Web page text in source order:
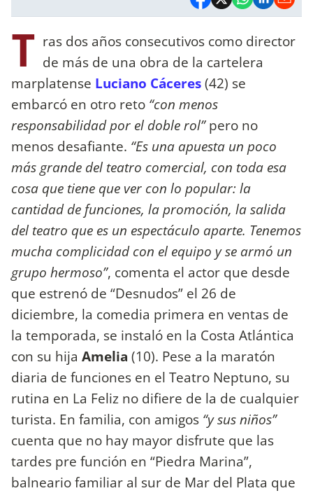
T ras dos años consecutivos como director
de más de una obra de la cartelera
marplatense Luciano Cáceres(42) se
embarcó en otro reto “con menos
responsabilidad por el doble rol”pero no
menos desafiante. “Es una apuesta un poco
más grande del teatro comercial, con toda esa
cosa que tiene que ver con lo popular: la
cantidad de funciones, la promoción, la salida
del teatro que es un espectáculo aparte. Tenemos
mucha complicidad con el equipo y se armó un
grupo hermoso”, comenta el actor que desde
que estrenó de “Desnudos” el 26 de
diciembre, la comedia primera en ventas de
la temporada, se instaló en la Costa Atlántica
con su hija Amelia (10). Pese a la maratón
diaria de funciones en el Teatro Neptuno, su
rutina en La Feliz no difiere de la de cualquier
turista. En familia, con amigos “y sus niños”
cuenta que no hay mayor disfrute que las
tardes pre función en “Piedra Marina”,
balneario familiar al sur de Mar del Plata que